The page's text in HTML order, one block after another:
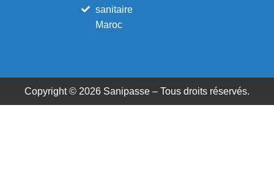
sanitaire
Maroc
Copyright © 2026 Sanipasse – Tous droits réservés.